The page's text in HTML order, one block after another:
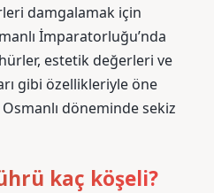
damgalamak için
İmparatorluğu’nda
estetik değerleri ve
gibi özellikleriyle öne
Osmanlı döneminde sekiz
kaç köşeli?